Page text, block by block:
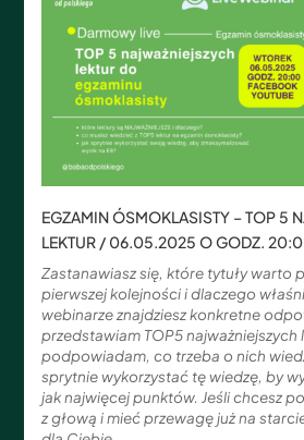
EGZAMIN ÓSMOKLASISTY – TOP 5
LEKTUR / 06.05.2025 O GODZ.
Zastanawiasz się, które tytuły warto
pierwszej kolejności i dlaczego
webinarze znajdziesz konkretne
przedstawiam TOP5 najważniejszych
podpowiadam, co trzeba o nich
sprytnie wykorzystać tę wiedzę, by
jak najwięcej punktów. Jeśli chcesz
z głową i mieć przewagę już na